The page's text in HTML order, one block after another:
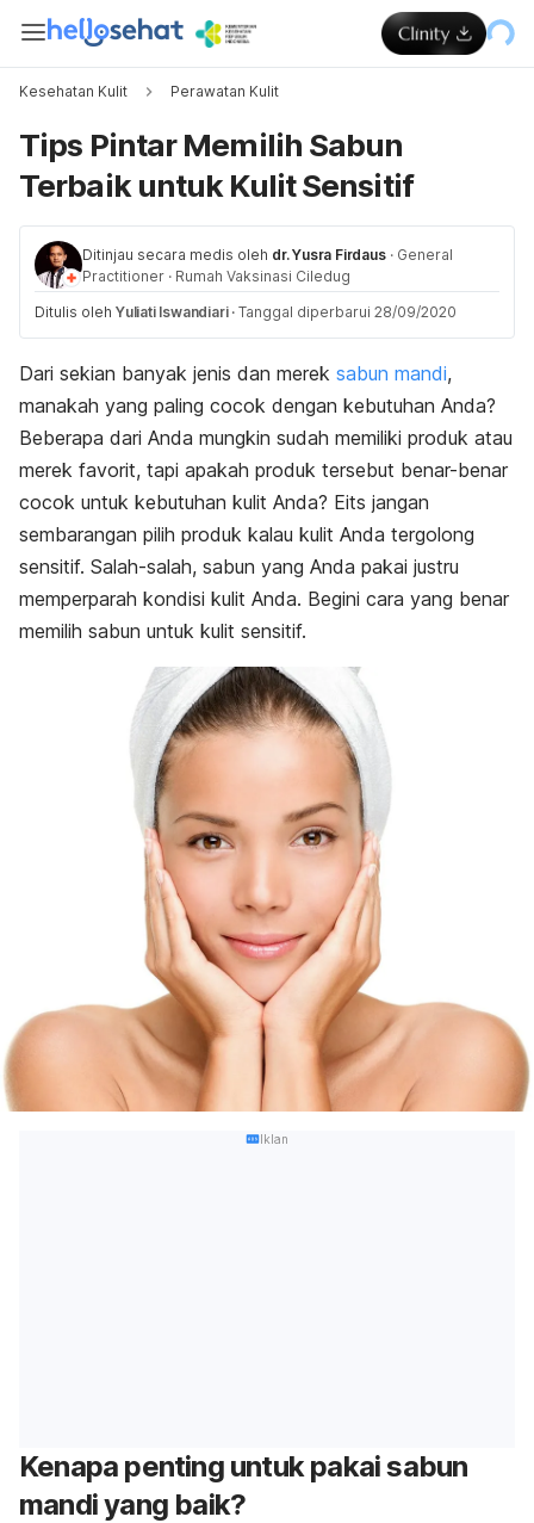
Kesehatan Kulit Perawatan Kulit
Tips Pintar Memilih Sabun
Terbaik untuk Kulit Sensitif
Ditinjau secara medis oleh dr. Yusra Firdaus · General
Practitioner · Rumah Vaksinasi Ciledug
Ditulis oleh Yuliati Iswandiari · Tanggal diperbarui 28/09/2020
Dari sekian banyak jenis dan merek sabun mandi,
manakah yang paling cocok dengan kebutuhan Anda?
Beberapa dari Anda mungkin sudah memiliki produk atau
merek favorit, tapi apakah produk tersebut benar-benar
cocok untuk kebutuhan kulit Anda? Eits jangan
sembarangan pilih produk kalau kulit Anda tergolong
sensitif. Salah-salah, sabun yang Anda pakai justru
memperparah kondisi kulit Anda. Begini cara yang benar
memilih sabun untuk kulit sensitif.
Iklan
Kenapa penting untuk pakai sabun
mandi yang baik?